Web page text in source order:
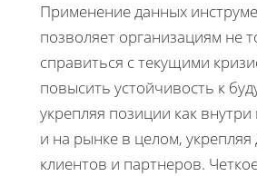
Применение данных
позволяет организациям не
справиться с текущими
повысить устойчивость к
укрепляя позиции как
и на рынке в целом,
клиентов и партнеров.